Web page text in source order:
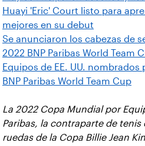
Huayi 'Eric' Court listo para
mejores en su debut
Se anunciaron los cabezas de
2022 BNP Paribas World Team
Equipos de EE. UU. nombrados
BNP Paribas World Team Cup
La 2022 Copa Mundial por
Paribas, la contraparte de tenis
ruedas de la Copa Billie Jean